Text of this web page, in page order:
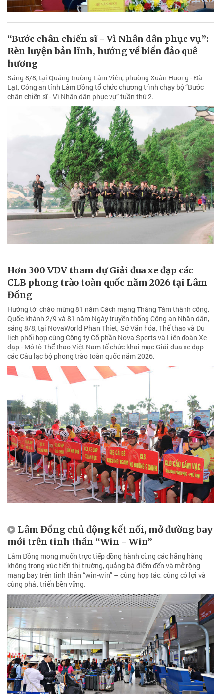
“Bước chân chiến sĩ - Vì Nhân dân phục vụ”:
Rèn luyện bản lĩnh, hướng về biển đảo quê
hương
Sáng 8/8, tại Quảng trường Lâm Viên, phường Xuân Hương - Đà
Lạt, Công an tỉnh Lâm Đồng tổ chức chương trình chạy bộ “Bước
chân chiến sĩ - Vì Nhân dân phục vụ” tuần thứ 2.
Hơn 300 VĐV tham dự Giải đua xe đạp các
CLB phong trào toàn quốc năm 2026 tại Lâm
Đồng
Hướng tới chào mừng 81 năm Cách mạng Tháng Tám thành công,
Quốc khánh 2/9 và 81 năm Ngày truyền thống Công an Nhân dân,
sáng 8/8, tại NovaWorld Phan Thiet, Sở Văn hóa, Thể thao và Du
lịch phối hợp cùng Công ty Cổ phần Nova Sports và Liên đoàn Xe
đạp - Mô tô Thể thao Việt Nam tổ chức khai mạc Giải đua xe đạp
các Câu lạc bộ phong trào toàn quốc năm 2026.
Lâm Đồng chủ động kết nối, mở đường bay
mới trên tinh thần “Win - Win”
Lâm Đồng mong muốn trực tiếp đồng hành cùng các hãng hàng
không trong xúc tiến thị trường, quảng bá điểm đến và mở rộng
mạng bay trên tinh thần “win-win” – cùng hợp tác, cùng có lợi và
cùng phát triển bền vững.